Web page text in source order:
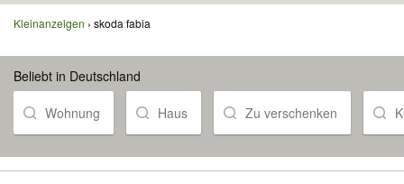
Kleinanzeigen skoda fabia
Beliebt in Deutschland
Wohnung Haus Zu verschenken